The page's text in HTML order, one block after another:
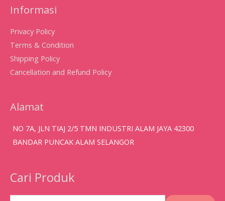
Informasi
Privacy Policy
Terms & Condition
Shipping Policy
Cancellation and Refund Policy
Alamat
NO 7A, JLN TIAJ 2/5 TMN INDUSTRI ALAM JAYA 42300
BANDAR PUNCAK ALAM SELANGOR
Cari Produk
Search